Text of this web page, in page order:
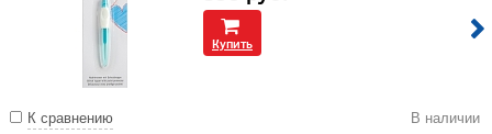
Купить
К сравнению В наличии